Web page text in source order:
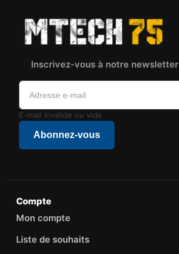
Inscrivez-vous à notre newsletter
E-mail invalide ou vide
Abonnez-vous
Compte
Mon compte
Liste de souhaits